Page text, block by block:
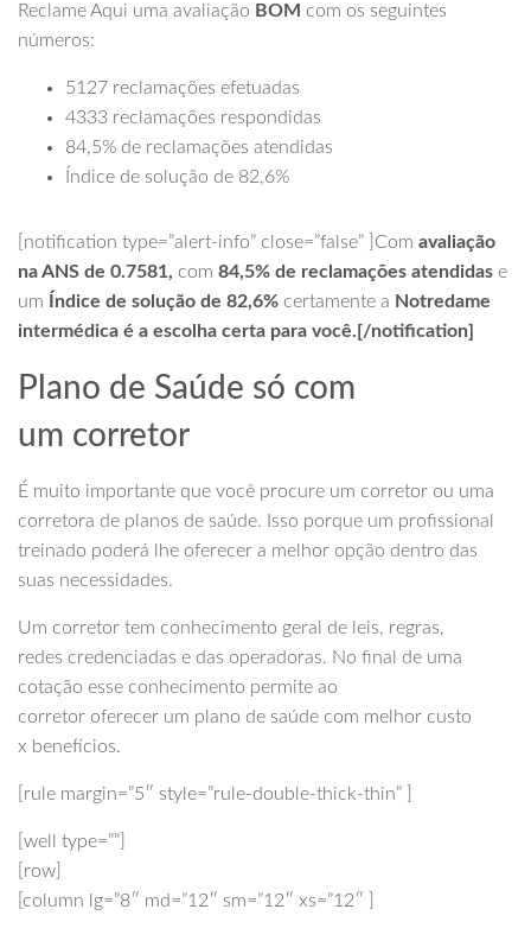
Reclame Aqui uma avaliação BOM com os seguintes
números:
5127 reclamações efetuadas
4333 reclamações respondidas
84,5% de reclamações atendidas
Índice de solução de 82,6%
[notification type=”alert-info” close=”false” ]Com avaliação
na ANS de 0.7581, com 84,5% de reclamações atendidas e
um
Índice de solução de 82,6% certamente a Notredame
intermédica é a escolha certa para você.[/notification]
Plano de Saúde só com
um corretor
É muito importante que você procure um corretor ou uma
corretora de planos de saúde. Isso porque um profissional
treinado poderá lhe oferecer a melhor opção dentro das
suas necessidades.
Um corretor tem conhecimento geral de leis, regras,
redes credenciadas e das operadoras. No final de uma
cotação esse conhecimento permite ao
corretor oferecer um plano de saúde com melhor custo
x benefícios.
[rule margin=”5″ style=”rule-double-thick-thin” ]
[well type=””]
[row]
[column lg=”8″ md=”12″ sm=”12″ xs=”12″ ]